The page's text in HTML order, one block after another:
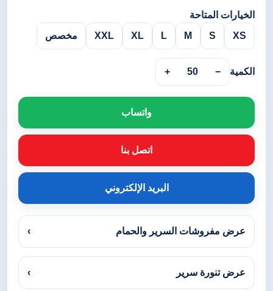
الخيارات المتاحة
XS
S
M
L
XL
XXL مخصص
الكمية −
50
+
واتساب
اتصل بنا
البريد الإلكتروني
عرض مفروشات السرير والحمام ›
عرض تنورة سرير ›